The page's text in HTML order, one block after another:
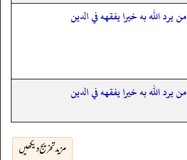
من يرد الله به خيرا يفقهه في الدين
من يرد الله به خيرا يفقهه في الدين
مزید تخریج دیکھیں